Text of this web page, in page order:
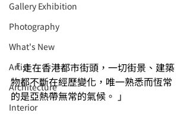
Gallery Exhibition
Photography
What's New
Artist
Architecture
Interior
「 走在香港都市街頭，一切街景、建築
物都不斷在經歷變化，唯一熟悉而恆常
的是亞熱帶無常的氣候。 」